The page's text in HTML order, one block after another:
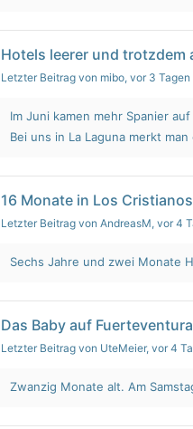
Hotels leerer und trotzdem
Letzter Beitrag von mibo, vor 3 Tagen
Im Juni kamen mehr Spanier
Bei uns in La Laguna merkt
16 Monate in Los
Letzter Beitrag von AndreasM, vor 4
Sechs Jahre und zwei Monate
Das Baby auf Fuerteventura
Letzter Beitrag von UteMeier, vor 4
Zwanzig Monate alt. Am